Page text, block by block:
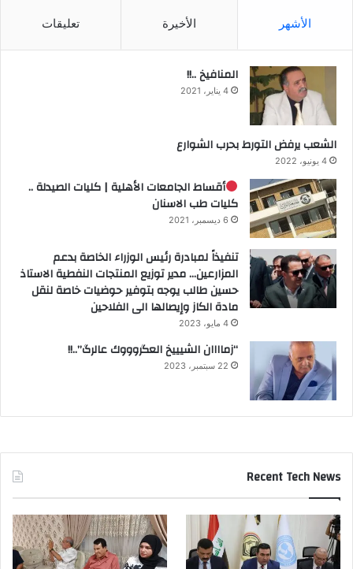
الأشهر الأخيرة تعليقات
المنافيخ ..!!
4 يناير، 2021
الشعب يرفض التورط بحرب الشوارع
4 يونيو، 2022
أقساط الجامعات الأهلية | كليات الصيدلة ..
كليات طب الاسنان
6 ديسمبر، 2021
تنفيذاً لمبادرة رئيس الوزراء الخاصة بدعم
المزارعين… مدير توزيع المنتجات النفطية الاستاذ
حسين طالب يوجه بتوفير حوضيات خاصة لنقل
مادة الكاز وإيصالها الى الفلاحين
4 مايو، 2023
“زماااان الشيييخ العگروووك عالرگ”..!!
22 سبتمبر، 2023
Recent Tech News